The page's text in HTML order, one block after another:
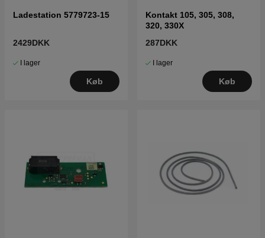
Ladestation 5779723-15
2429DKK
I lager
Køb
Kontakt 105, 305, 308,
320, 330X
287DKK
I lager
Køb